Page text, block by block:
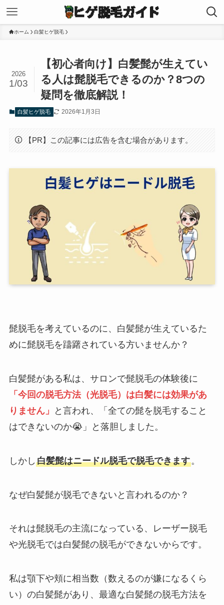
ホーム 白髪ヒゲ脱毛
【初心者向け】白髪髭が生えてい
る人は髭脱毛できるのか？8つの
疑問を徹底解説！
2026
1/03
白髪ヒゲ脱毛 2026年1月3日
【PR】この記事には広告を含む場合があります。
髭脱毛を考えているのに、白髪髭が生えているた
めに髭脱毛を躊躇されている方いませんか？
白髪髭がある私は、サロンで髭脱毛の体験後に
「今回の脱毛方法（光脱毛）は白髪には効果があ
りません」
と言われ、「全ての髭を脱毛すること
はできないのか😭」と落胆しました。
しかし 白髪髭はニードル脱毛で脱毛できます。
なぜ白髪髭が脱毛できないと言われるのか？
それは髭脱毛の主流になっている、レーザー脱毛
や光脱毛では白髪髭の脱毛ができないからです。
私は顎下や頬に相当数（数えるのが嫌になるくら
い）の白髪髭があり、最適な白髪髭の脱毛方法を